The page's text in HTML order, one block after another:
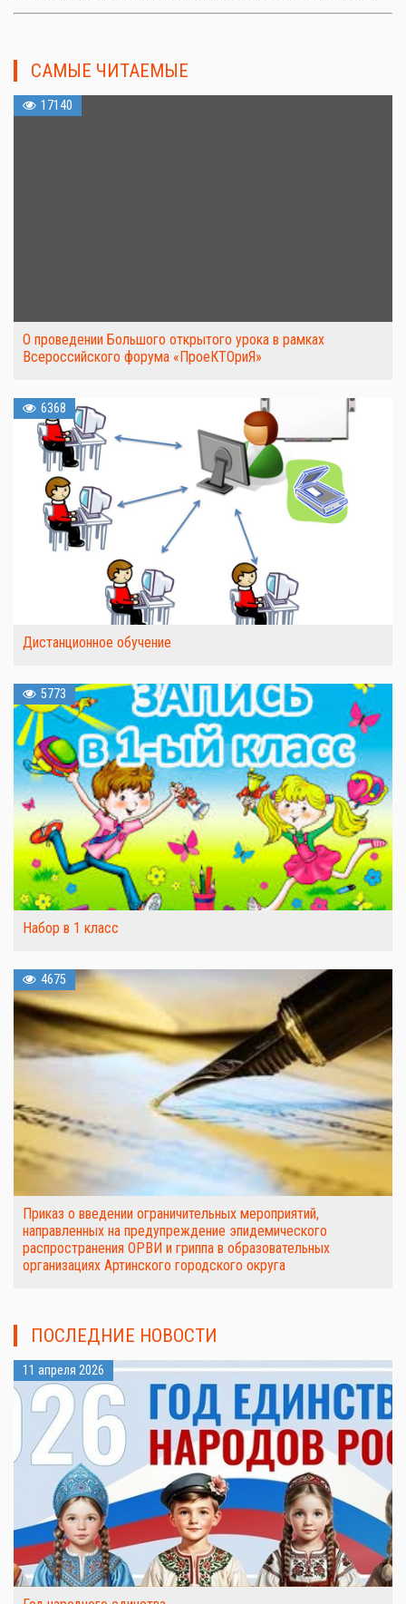
САМЫЕ ЧИТАЕМЫЕ
17140
О проведении Большого открытого урока в рамках
Всероссийского форума «ПроеКТОриЯ»
6368
Дистанционное обучение
5773
Набор в 1 класс
4675
Приказ о введении ограничительных мероприятий,
направленных на предупреждение эпидемического
распространения ОРВИ и гриппа в образовательных
организациях Артинского городского округа
ПОСЛЕДНИЕ НОВОСТИ
11 апреля 2026